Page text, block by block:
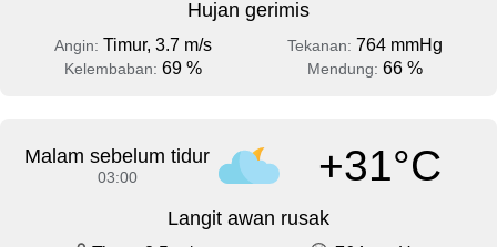
Hujan gerimis
Angin: Timur, 3.7 m/s Tekanan: 764 mmHg
Kelembaban: 69 % Mendung: 66 %
Malam sebelum tidur
03:00 +31°C
Langit awan rusak